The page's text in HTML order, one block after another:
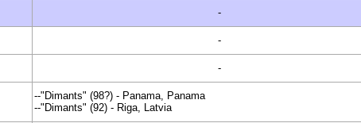
-
-
-
--"Dimants" (98?) - Panama, Panama
--"Dimants" (92) - Riga, Latvia